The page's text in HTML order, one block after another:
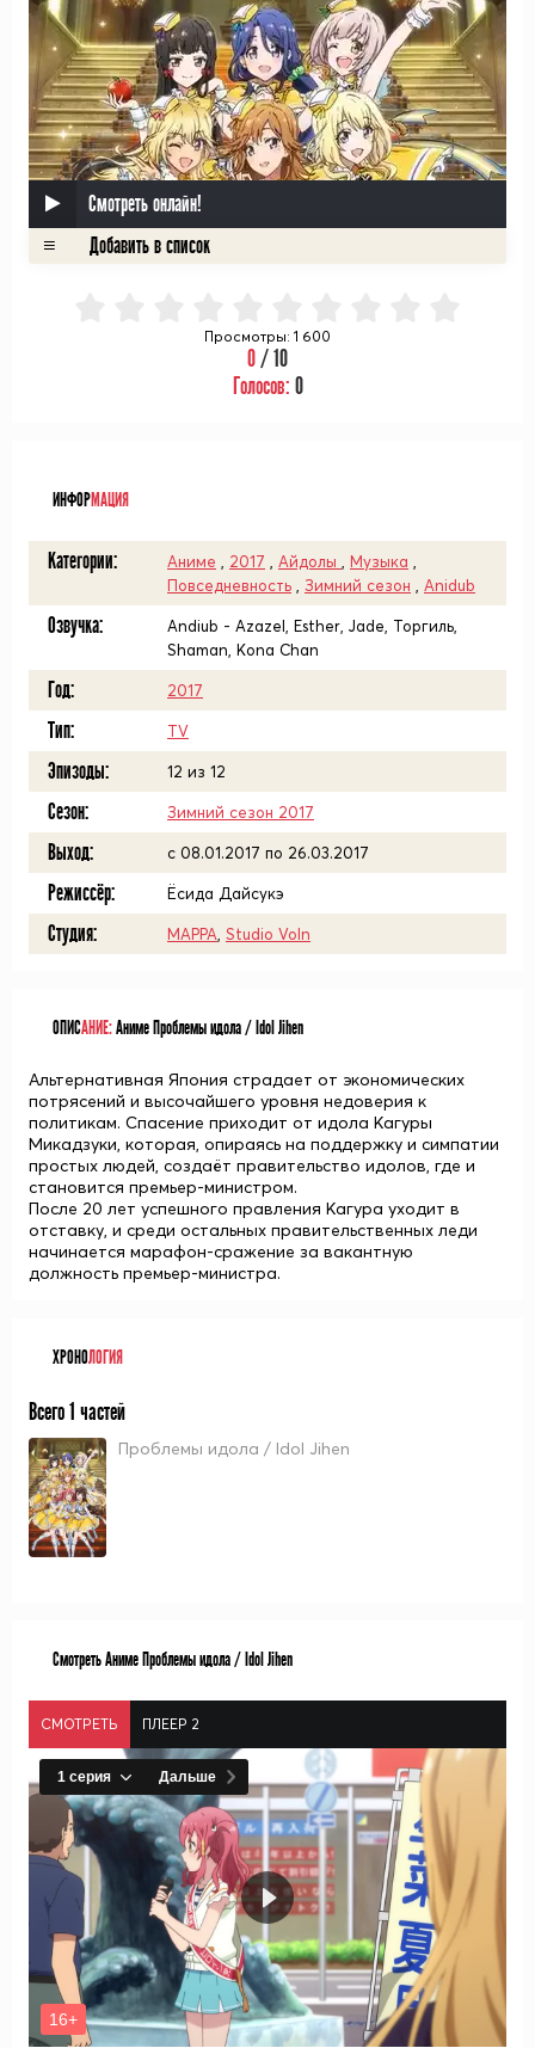
Смотреть онлайн!
Просмотры: 1 600
0/ 10
Голосов: 0
ИНФОРМАЦИЯ
Категории: Аниме 2017 Айдолы Музыка
Повседневность
Зимний сезон Anidub
Озвучка:
Andiub - Azazel, Esther, Jade, Торгиль,
Shaman, Kona Chan
Год: 2017
Тип: TV
Эпизоды: 12 из 12
Сезон: Зимний сезон 2017
Выход: c 08.01.2017 по 26.03.2017
Режиссёр: Ёсида Дайсукэ
Студия: MAPPA Studio Voln
ОПИСАНИЕ:Аниме Проблемы идола / Idol Jihen
Альтернативная Япония страдает от экономических
потрясений и высочайшего уровня недоверия к
политикам. Спасение приходит от идола Кагуры
Микадзуки, которая, опираясь на поддержку и симпатии
простых людей, создаёт правительство идолов, где и
становится премьер-министром.
После 20 лет успешного правления Кагура уходит в
отставку, и среди остальных правительственных леди
начинается марафон-сражение за вакантную
должность премьер-министра.
ХРОНОЛОГИЯ
Всего 1 частей
Проблемы идола / Idol Jihen
Смотреть Аниме Проблемы идола / Idol Jihen
СМОТРЕТЬ ПЛЕЕР 2